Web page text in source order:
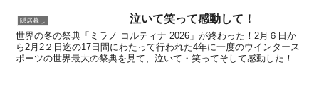
隠居暮し 泣いて笑って感動して！
世界の冬の祭典「ミラノ コルティナ 2026」が終わった！2月６日か
ら2月2２日迄の17日間にわたって行われた4年に一度のウインタース
ポーツの世界最大の祭典を見て、泣いて・笑ってそして感動した！始